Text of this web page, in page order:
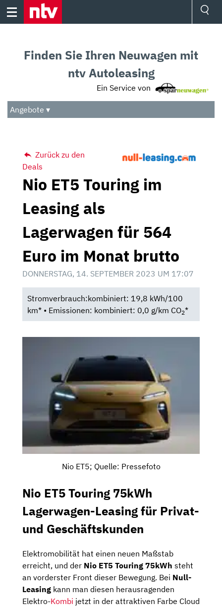
Skip
Audio
Das Beste
Finden Sie Ihren Neuwagen mit
ntv Autoleasing
Ein Service von
Angebote ▾
Zurück zu den
Deals
Nio ET5 Touring im
Leasing als
Lagerwagen für 564
Euro im Monat brutto
DONNERSTAG, 14. SEPTEMBER 2023 UM 17:07
Stromverbrauch:kombiniert: 19,8 kWh/100
km* • Emissionen: kombiniert: 0,0 g/km CO2*
Nio ET5; Quelle: Pressefoto
Nio ET5 Touring 75kWh
Lagerwagen-Leasing für Privat-
und Geschäftskunden
Elektromobilität hat einen neuen Maßstab
erreicht, und der Nio ET5 Touring 75kWh steht
an vorderster Front dieser Bewegung. Bei Null-
Leasing kann man diesen herausragenden
Elektro-Kombi jetzt in der attraktiven Farbe Cloud